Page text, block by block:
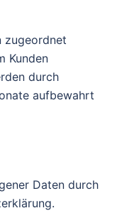
zugeordnet
Kunden
durch
aufbewahrt
Daten durch